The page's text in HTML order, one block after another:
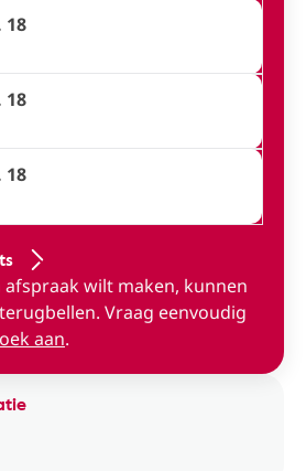
18
18
18
afspraak wilt maken, kunnen
Vraag eenvoudig
aan.